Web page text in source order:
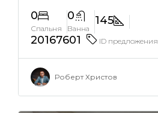
0
Спальня
0
Ванна
145
20167601
ID предложения
Роберт Христов